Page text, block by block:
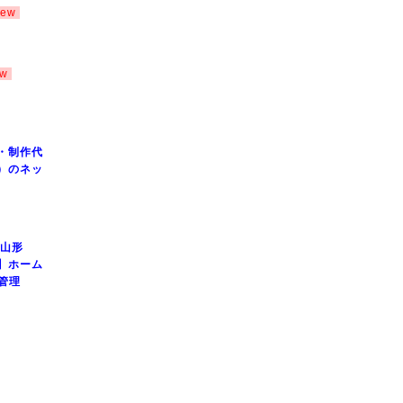
制作代
のネッ
形
ホーム
理